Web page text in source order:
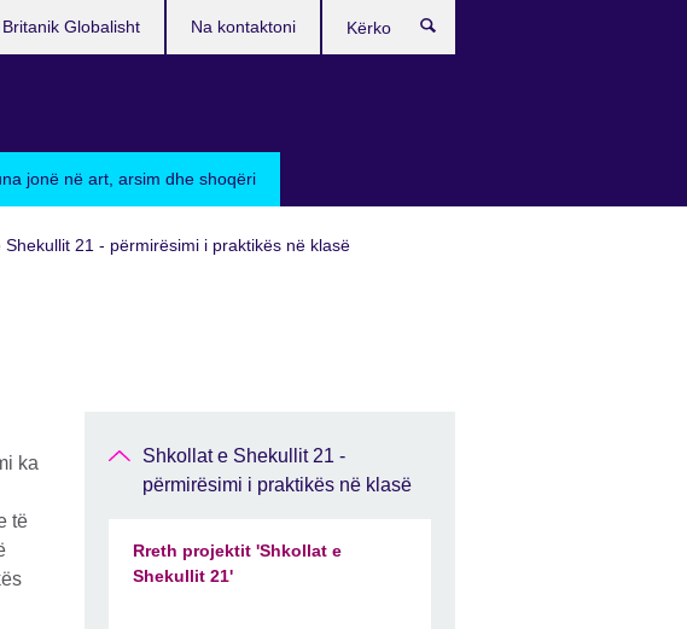
jonë në art, arsim dhe shoqëri
Globalisht Na kontaktoni
Shekullit 21 - përmirësimi i praktikës në klasë
ka
të
Shkollat e Shekullit 21 -
përmirësimi i praktikës në klasë
Rreth projektit 'Shkollat e
Shekullit 21'